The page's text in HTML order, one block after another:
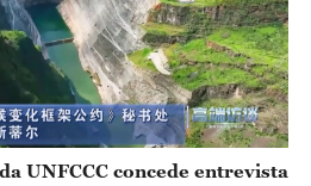
UNFCCC concede entrevista